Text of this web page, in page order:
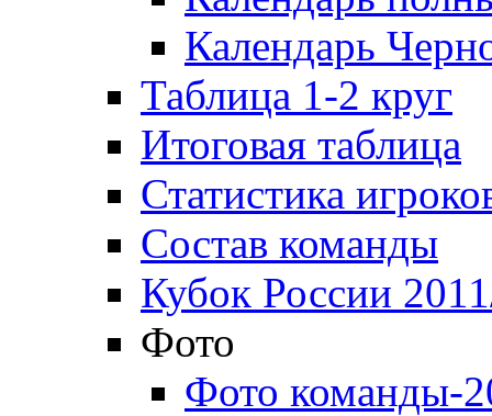
Календарь
Таблица 1-2 круг
Итоговая таблица
Статистика
Состав команды
Кубок России
Фото
Фото команды-